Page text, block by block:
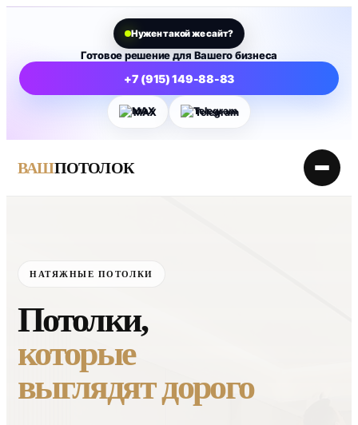
ВАШПОТОЛОК
НАТЯЖНЫЕ ПОТОЛКИ
Потолки,
которые
выглядят дорого